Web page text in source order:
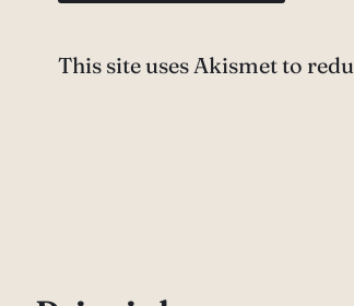
This site uses Akismet to